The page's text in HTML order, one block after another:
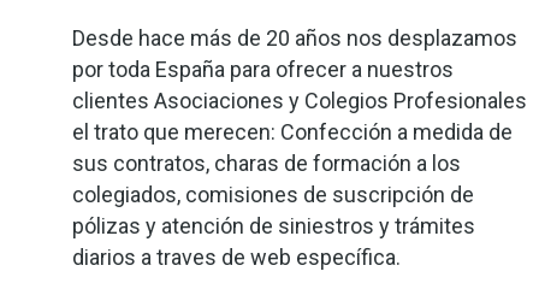
Desde hace más de 20 años nos desplazamos
por toda España para ofrecer a nuestros
clientes Asociaciones y Colegios Profesionales
el trato que merecen: Confección a medida de
sus contratos, charas de formación a los
colegiados, comisiones de suscripción de
pólizas y atención de siniestros y trámites
diarios a traves de web específica.